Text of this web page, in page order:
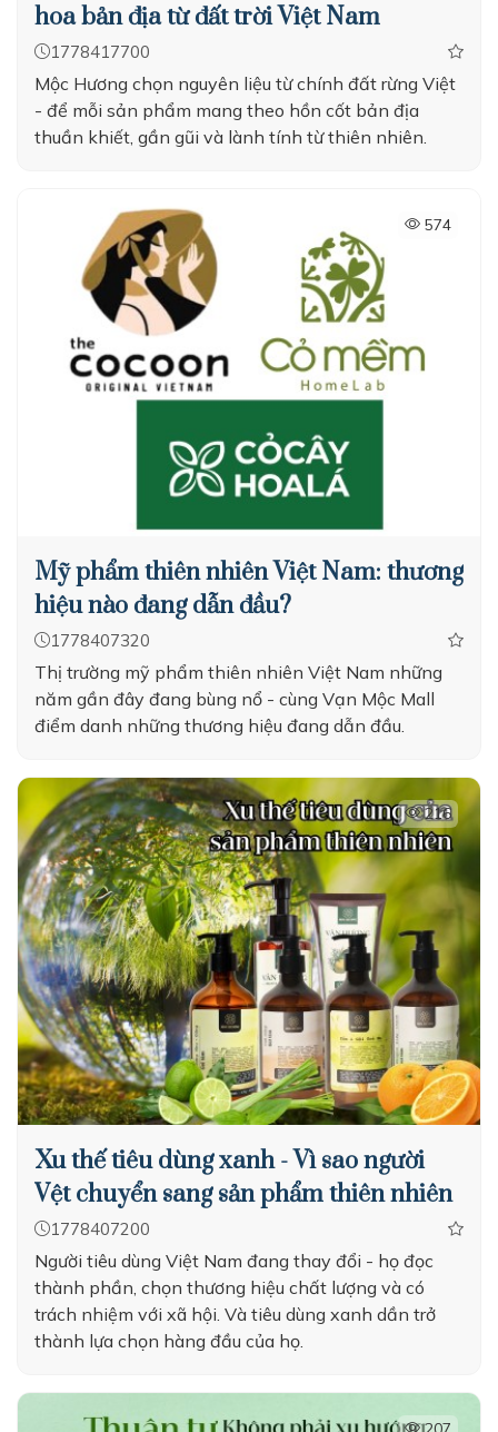
hoa bản địa từ đất trời Việt Nam
1778417700
Mộc Hương chọn nguyên liệu từ chính đất rừng Việt
- để mỗi sản phẩm mang theo hồn cốt bản địa
thuần khiết, gần gũi và lành tính từ thiên nhiên.
574
Mỹ phẩm thiên nhiên Việt Nam: thương
hiệu nào đang dẫn đầu?
1778407320
Thị trường mỹ phẩm thiên nhiên Việt Nam những
năm gần đây đang bùng nổ - cùng Vạn Mộc Mall
điểm danh những thương hiệu đang dẫn đầu.
216
Xu thế tiêu dùng xanh - Vì sao người
Vệt chuyển sang sản phẩm thiên nhiên
1778407200
Người tiêu dùng Việt Nam đang thay đổi - họ đọc
thành phần, chọn thương hiệu chất lượng và có
trách nhiệm với xã hội. Và tiêu dùng xanh dần trở
thành lựa chọn hàng đầu của họ.